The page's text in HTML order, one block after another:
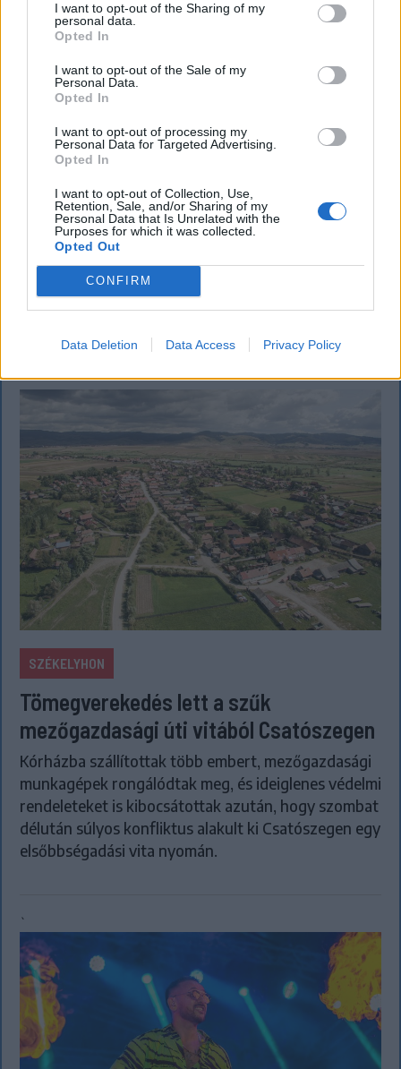
I want to opt-out of the Sharing of my
personal data.
Opted In
I want to opt-out of the Sale of my
Personal Data.
Opted In
I want to opt-out of processing my
Personal Data for Targeted Advertising.
Opted In
I want to opt-out of Collection, Use,
Retention, Sale, and/or Sharing of my
Personal Data that Is Unrelated with the
Purposes for which it was collected.
Opted Out
CONFIRM
Data Deletion Data Access Privacy Policy
CFR, kikapott a Győr és a Loki is
Súlyos vereséget szenvedett hazai pályán a
Kolozsvári CFR a Konferencia Liga selejtezőjének
harmadik fordulójában. A magyar színeket képviselő
SZÉKELYHON
Tömegverekedés lett a szűk
mezőgazdasági úti vitából Csatószegen
Kórházba szállítottak több embert, mezőgazdasági
munkagépek rongálódtak meg, és ideiglenes védelmi
rendeleteket is kibocsátottak azután, hogy szombat
délután súlyos konfliktus alakult ki Csatószegen egy
elsőbbségadási vita nyomán.
`